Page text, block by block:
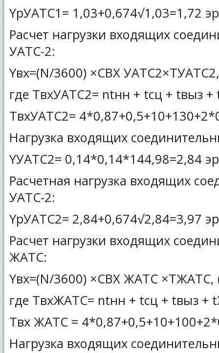
YрУАТС1= 1,03+0,674√1,03=1,72
Расчет нагрузки входящих
УАТС-2:
Yвх=(N/3600) ×CВХ
где ТвхУАТС2= ntнн + tсц + tвыз
ТвхУАТС2=
Нагрузка входящих
YУАТС2= 0,14*0,14*144,98=2,84
Расчетная нагрузка входящих
УАТС-2:
YрУАТС2= 2,84+0,674√2,84=3,97
Расчет нагрузки входящих
ЖАТС:
Yвх=(N/3600) ×CВХ ЖАТС ×TЖАТС,
где ТвхЖАТС= ntнн + tсц + tвыз +
Tвх ЖАТС =
Нагрузка входящих